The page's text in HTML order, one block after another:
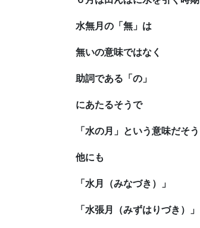
水無月の「無」は
無いの意味ではなく
助詞である「の」
にあたるそうで
「水の月」という意味だそう
他にも
「水月（みなづき）」
「水張月（みずはりづき）」